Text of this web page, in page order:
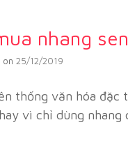
nhang
on 25/12/2019
thống văn hóa
vì chỉ dùng